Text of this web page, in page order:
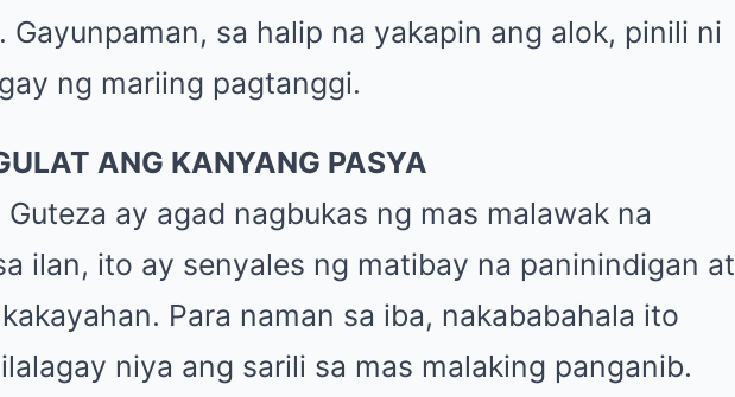
Gayunpaman, sa halip na yakapin ang alok, pinili ni
ng mariing pagtanggi.
ANG KANYANG PASYA
ay agad nagbukas ng mas malawak na
ilan, ito ay senyales ng matibay na paninindigan at
Para naman sa iba, nakababahala ito
niya ang sarili sa mas malaking panganib.